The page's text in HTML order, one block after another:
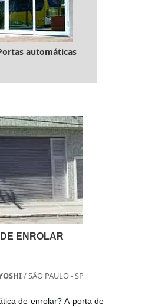
automáticas
ENROLAR
/ SÃO PAULO - SP
de enrolar? A porta de